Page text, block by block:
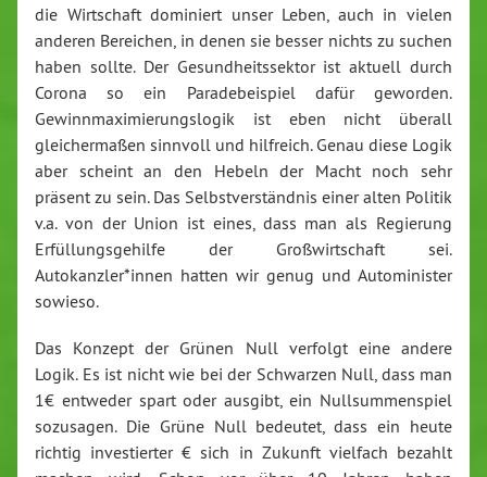
die Wirtschaft dominiert unser Leben, auch in vielen
anderen Bereichen, in denen sie besser nichts zu suchen
haben sollte. Der Gesundheitssektor ist aktuell durch
Corona so ein Paradebeispiel dafür geworden.
Gewinnmaximierungslogik ist eben nicht überall
gleichermaßen sinnvoll und hilfreich. Genau diese Logik
aber scheint an den Hebeln der Macht noch sehr
präsent zu sein. Das Selbstverständnis einer alten Politik
v.a. von der Union ist eines, dass man als Regierung
Erfüllungsgehilfe der Großwirtschaft sei.
Autokanzler*innen hatten wir genug und Autominister
sowieso.
Das Konzept der Grünen Null verfolgt eine andere
Logik. Es ist nicht wie bei der Schwarzen Null, dass man
1€ entweder spart oder ausgibt, ein Nullsummenspiel
sozusagen. Die Grüne Null bedeutet, dass ein heute
richtig investierter € sich in Zukunft vielfach bezahlt